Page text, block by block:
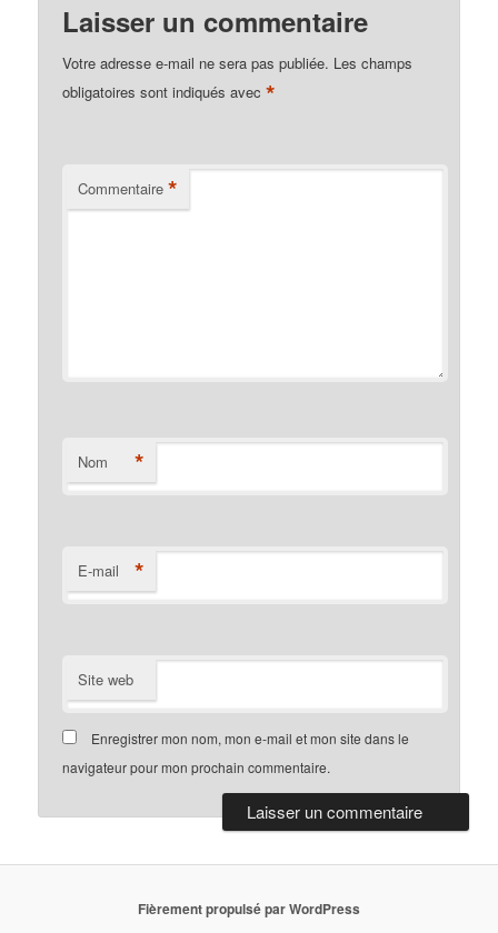
Laisser un commentaire
Votre adresse e-mail ne sera pas publiée. Les champs
obligatoires sont indiqués avec*
Commentaire *
Nom *
E-mail *
Site web
Enregistrer mon nom, mon e-mail et mon site dans le
navigateur pour mon prochain commentaire.
Fièrement propulsé par WordPress